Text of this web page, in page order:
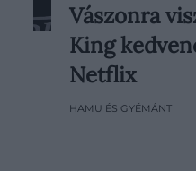
A Netflix
készül S. A.
regényéből, a
epizódos
Vászonra
King
Netflix
HAMU ÉS GYÉMÁNT